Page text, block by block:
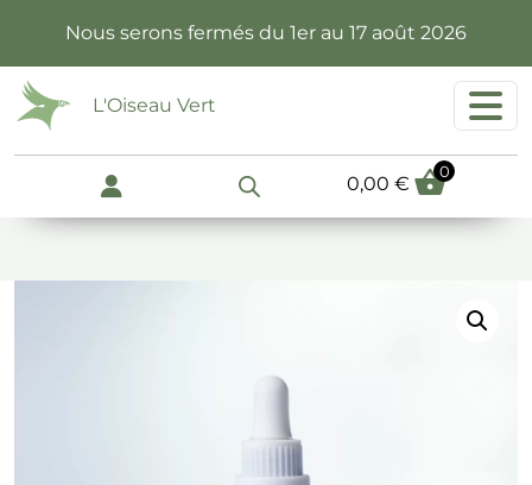
Nous serons fermés du 1er au 17 août 2026
L'Oiseau Vert
0,00€
0